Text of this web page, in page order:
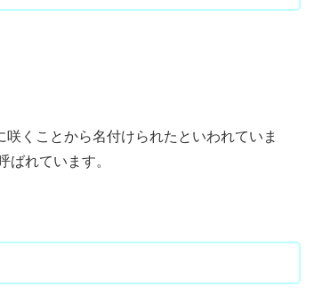
くことから名付けられたといわれていま
ばれています。